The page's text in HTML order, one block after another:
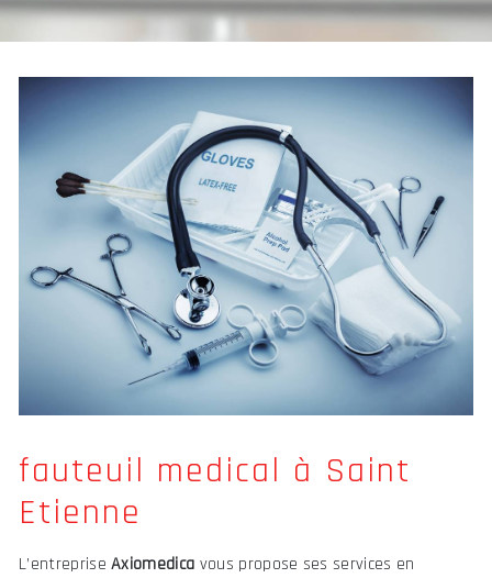
fauteuil medical à Saint
Etienne
L’entrepriseAxiomedica vous propose ses services en